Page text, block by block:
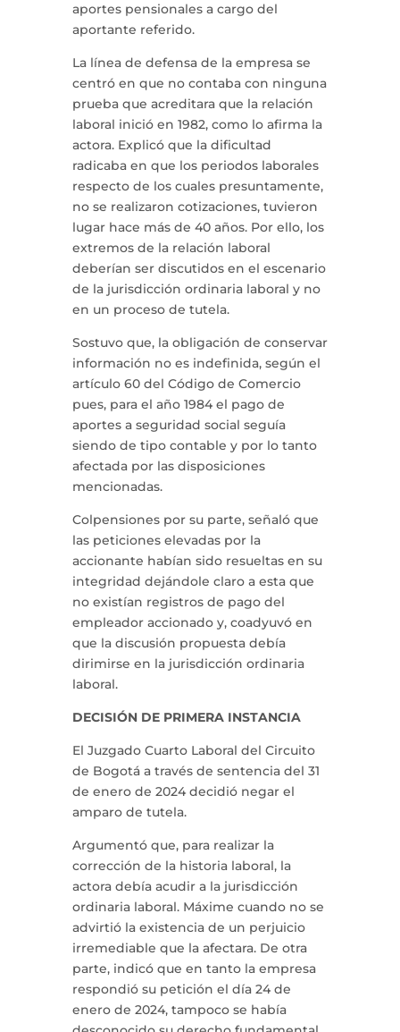
aportes pensionales a cargo del
aportante referido.
La línea de defensa de la empresa se
centró en que no contaba con ninguna
prueba que acreditara que la relación
laboral inició en 1982, como lo afirma la
actora. Explicó que la dificultad
radicaba en que los periodos laborales
respecto de los cuales presuntamente,
no se realizaron cotizaciones, tuvieron
lugar hace más de 40 años. Por ello, los
extremos de la relación laboral
deberían ser discutidos en el escenario
de la jurisdicción ordinaria laboral y no
en un proceso de tutela.
Sostuvo que, la obligación de conservar
información no es indefinida, según el
artículo 60 del Código de Comercio
pues, para el año 1984 el pago de
aportes a seguridad social seguía
siendo de tipo contable y por lo tanto
afectada por las disposiciones
mencionadas.
Colpensiones por su parte, señaló que
las peticiones elevadas por la
accionante habían sido resueltas en su
integridad dejándole claro a esta que
no existían registros de pago del
empleador accionado y, coadyuvó en
que la discusión propuesta debía
dirimirse en la jurisdicción ordinaria
laboral.
DECISIÓN DE PRIMERA INSTANCIA
El Juzgado Cuarto Laboral del Circuito
de Bogotá a través de sentencia del 31
de enero de 2024 decidió negar el
amparo de tutela.
Argumentó que, para realizar la
corrección de la historia laboral, la
actora debía acudir a la jurisdicción
ordinaria laboral. Máxime cuando no se
advirtió la existencia de un perjuicio
irremediable que la afectara. De otra
parte, indicó que en tanto la empresa
respondió su petición el día 24 de
enero de 2024, tampoco se había